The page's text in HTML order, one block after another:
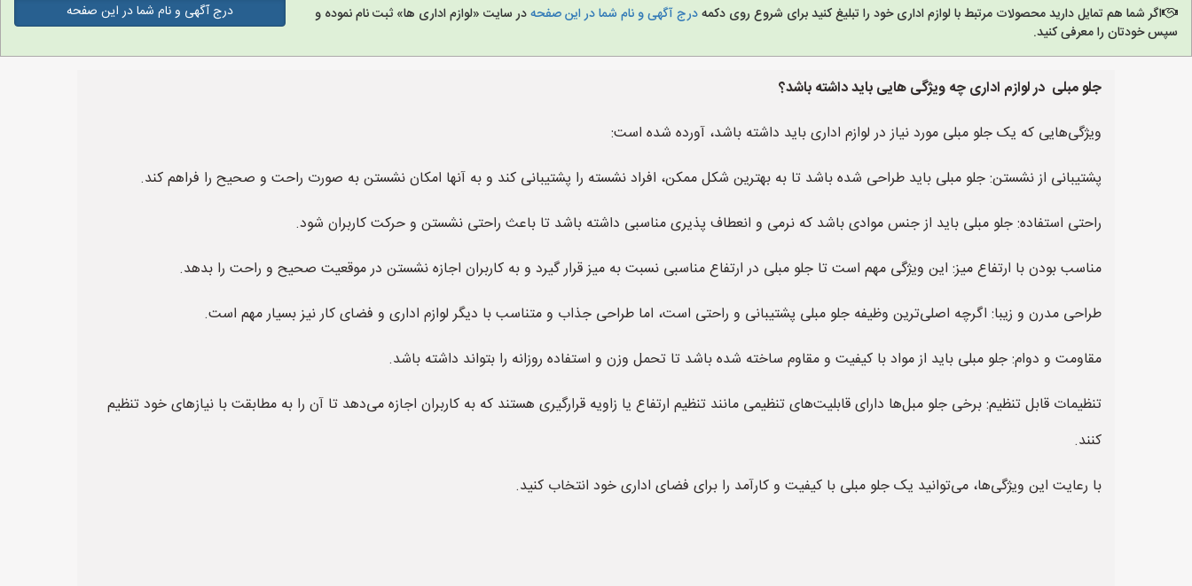
اگر شما هم تمایل دارید محصولات مرتبط با لوازم اداری خود را تبلیغ کنید برای شروع روی دکمهدرج آگهی و نام شما در این صفحهدر سایت «لوازم اداری ها» ثبت نام نموده و
سپس خودتان را معرفی کنید.
درج آگهی و نام شما در این صفحه
جلو مبلی در لوازم اداری چه ویژگی هایی باید داشته باشد؟
ویژگی‌هایی که یک جلو مبلی مورد نیاز در لوازم اداری باید داشته باشد، آورده شده است:
پشتیبانی از نشستن: جلو مبلی باید طراحی شده باشد تا به بهترین شکل ممکن، افراد نشسته را پشتیبانی کند و به آنها امکان نشستن به صورت راحت و صحیح را فراهم کند.
راحتی استفاده: جلو مبلی باید از جنس موادی باشد که نرمی و انعطاف پذیری مناسبی داشته باشد تا باعث راحتی نشستن و حرکت کاربران شود.
مناسب بودن با ارتفاع میز: این ویژگی مهم است تا جلو مبلی در ارتفاع مناسبی نسبت به میز قرار گیرد و به کاربران اجازه نشستن در موقعیت صحیح و راحت را بدهد.
طراحی مدرن و زیبا: اگرچه اصلی‌ترین وظیفه جلو مبلی پشتیبانی و راحتی است، اما طراحی جذاب و متناسب با دیگر لوازم اداری و فضای کار نیز بسیار مهم است.
مقاومت و دوام: جلو مبلی باید از مواد با کیفیت و مقاوم ساخته شده باشد تا تحمل وزن و استفاده روزانه را بتواند داشته باشد.
تنظیمات قابل تنظیم: برخی جلو مبل‌ها دارای قابلیت‌های تنظیمی مانند تنظیم ارتفاع یا زاویه قرارگیری هستند که به کاربران اجازه می‌دهد تا آن را به مطابقت با نیازهای خود تنظیم
کنند.
با رعایت این ویژگی‌ها، می‌توانید یک جلو مبلی با کیفیت و کارآمد را برای فضای اداری خود انتخاب کنید.